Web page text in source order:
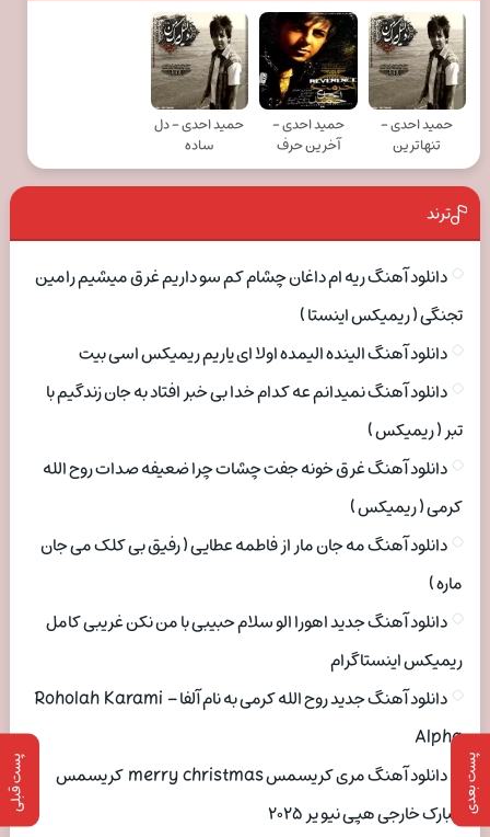
پست بعدی پست قبلی
حمید احدی -
تنهاترین
حمید احدی -
آخرین حرف
حمید احدی - دل
ساده
ترند
دانلود آهنگ ریه ام داغان چشام کم سو داریم غرق میشیم رامین
تجنگی ( ریمیکس اینستا )
دانلود آهنگ الینده الیمده اولا ای یاریم ریمیکس اسی بیت
دانلود آهنگ نمیدانم عه کدام خدا بی خبر افتاد به جان زندگیم با
تبر ( ریمیکس )
دانلود آهنگ غرق خونه جفت چشات چرا ضعیفه صدات روح الله
کرمی ( ریمیکس )
دانلود آهنگ مه جان مار از فاطمه عطایی ( رفیق بی کلک می جان
ماره )
دانلود آهنگ جدید اهورا الو سلام حبیبی با من نکن غریبی کامل
ریمیکس اینستاگرام
دانلود آهنگ جدید روح الله کرمی به نام آلفا Roholah Karami –
Alpha
دانلود آهنگ مری کریسمس merry christmas کریسمس
مبارک خارجی هپی نیو یر ۲۰۲۵